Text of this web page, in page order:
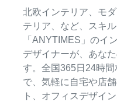
北欧インテリア、モ
テリア、など、スキ
「ANYTIMES」のイ
デザイナーが、あな
す。全国365日24時
で、気軽に自宅や店
ト、オフィスデザイ